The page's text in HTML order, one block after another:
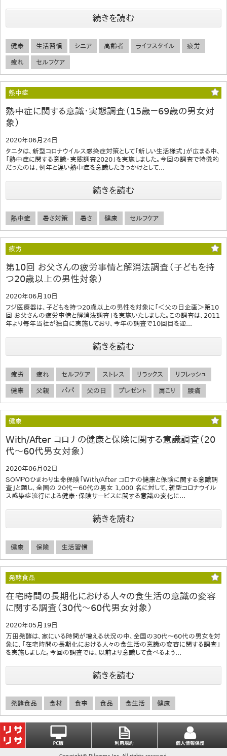
続きを読む
健康 生活習慣 シニア 高齢者 ライフスタイル 疲労
疲れ セルフケア
熱中症
熱中症に関する意識・実態調査（15歳－69歳の男女対
象）
2020年06月24日
タニタは、新型コロナウイルス感染症対策として「新しい生活様式」が広まる中、
「熱中症に関する意識・実態調査2020」を実施しました。今回の調査で特徴的
だったのは、例年と違い熱中症を意識したきっかけとして...
続きを読む
熱中症 暑さ対策 暑さ 健康 セルフケア
疲労
第10回 お父さんの疲労事情と解消法調査（子どもを持
つ20歳以上の男性対象）
2020年06月10日
フジ医療器は、子どもを持つ20歳以上の男性を対象に「＜父の日企画＞第10
回 お父さんの疲労事情と解消法調査」を実施いたしました。この調査は、2011
年より毎年当社が独自に実施しており、今年の調査で10回目を迎...
続きを読む
疲労 疲れ セルフケア ストレス リラックス リフレッシュ
健康 父親 パパ 父の日 プレゼント 肩こり 腰痛
健康
With/After コロナの健康と保険に関する意識調査（20
代～60代男女対象）
2020年06月02日
ＳＯＭＰＯひまわり生命保険「With/After コロナの健康と保険に関する意識調
査」と題し、全国の 20代～60代の男女 1,000 名に対して、新型コロナウイル
ス感染症流行による健康・保険サービスに関する意識の変化に...
続きを読む
健康 保険 生活習慣
発酵食品
在宅時間の長期化における人々の食生活の意識の変容
に関する調査（30代～60代男女対象）
2020年05月19日
万田発酵は、家にいる時間が増える状況の中、全国の30代～60代の男女を対
象に、「在宅時間の長期化における人々の食生活の意識の変容に関する調査」
を実施しました。今回の調査では、以前より意識して食べるよう...
続きを読む
発酵食品 食材 食事 食品 食生活 健康